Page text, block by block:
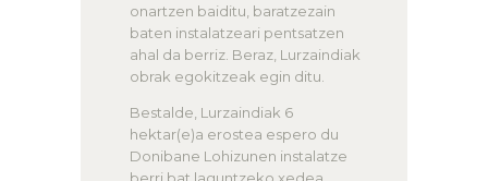
onartzen baiditu, baratzezain
baten instalatzeari pentsatzen
ahal da berriz. Beraz, Lurzaindiak
obrak egokitzeak egin ditu.
Bestalde, Lurzaindiak 6
hektar(e)a erostea espero du
Donibane Lohizunen instalatze